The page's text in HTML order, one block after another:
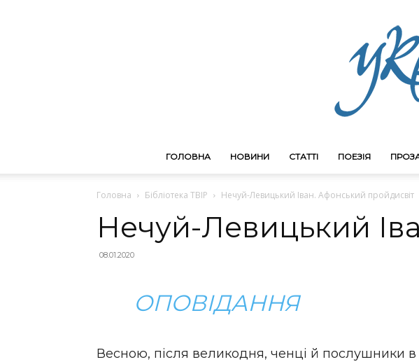
ГОЛОВНА НОВИНИ СТАТТІ ПОЕЗІЯ
Головна Бібліотека ТВІР Нечуй-Левицький Іван. Афонський пройдисвіт
Нечуй-Левицький
08.01.2020
ОПОВІДАННЯ
Весною, після великодня, ченці й послушники